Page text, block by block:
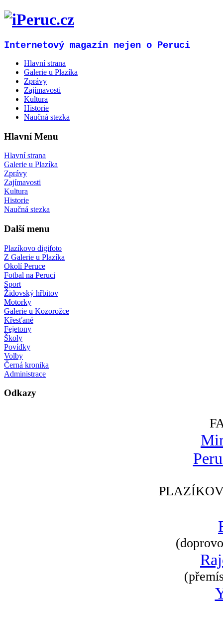
Internetový magazín nejen o Peruci
Hlavní strana
Galerie u Plazíka
Zprávy
Zajímavosti
Kultura
Historie
Naučná stezka
Hlavní Menu
Hlavní strana
Galerie u Plazíka
Zprávy
Zajímavosti
Kultura
Historie
Naučná stezka
Další menu
Plazíkovo digifoto
Z Galerie u Plazíka
Okolí Peruce
Fotbal na Peruci
Sport
Židovský hřbitov
Motorky
Galerie u Kozorožce
Křesťané
Fejetony
Školy
Povídky
Volby
Černá kronika
Administrace
Odkazy